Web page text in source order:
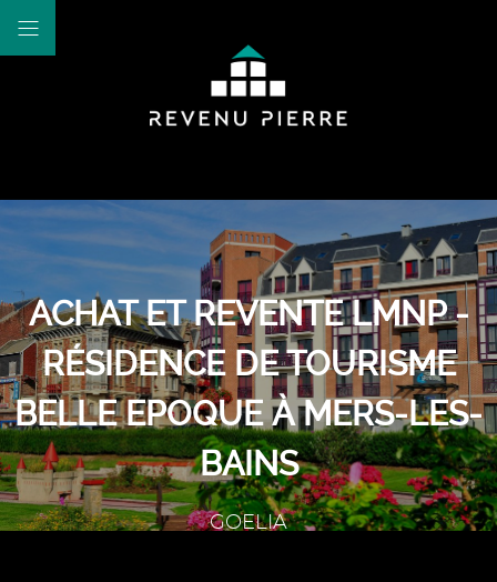
ACHAT ET REVENTE LMNP -
RÉSIDENCE DE TOURISME
BELLE EPOQUE À MERS-LES-
BAINS
GOELIA